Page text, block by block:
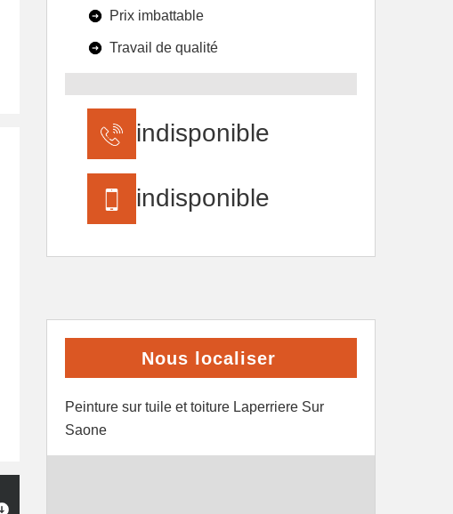
Prix imbattable
Travail de qualité
indisponible
indisponible
Nous localiser
Peinture sur tuile et toiture Laperriere Sur
Saone